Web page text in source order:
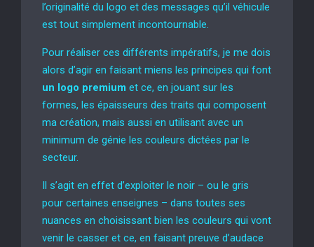
l’originalité du logo et des messages qu’il véhicule
est tout simplement incontournable.
Pour réaliser ces différents impératifs, je me dois
alors d’agir en faisant miens les principes qui font
un logo premium et ce, en jouant sur les
formes, les épaisseurs des traits qui composent
ma création, mais aussi en utilisant avec un
minimum de génie les couleurs dictées par le
secteur.
Il s’agit en effet d’exploiter le noir – ou le gris
pour certaines enseignes – dans toutes ses
nuances en choisissant bien les couleurs qui vont
venir le casser et ce, en faisant preuve d’audace